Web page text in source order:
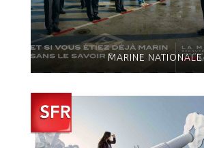
MARINE NATIONALE